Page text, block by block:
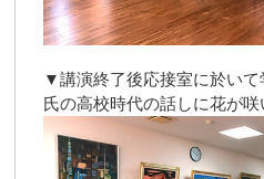
▼講演終了後応接室に於い
氏の高校時代の話しに花が咲